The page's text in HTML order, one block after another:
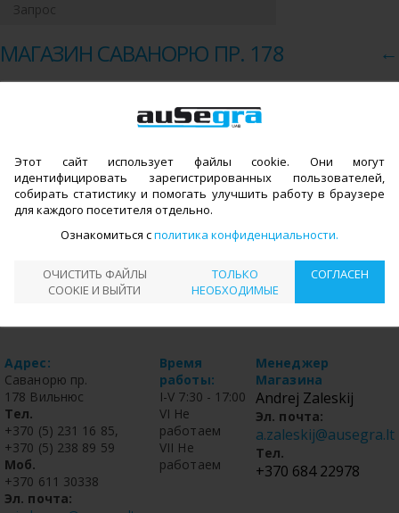
Запрос
МАГАЗИН САВАНОРЮ ПР. 178 ←
Aдрес:
Саванорю пр.
178 Вильнюс
Тел.
+370 (5) 231 16 85,
+370 (5) 238 89 59
Моб.
+370 611 30338
Эл. почта:
Время
работы:
I-V 7:30 - 17:00
VI Не
работаем
VII Не
работаем
Mенеджер
Mагазина
Andrej Zaleskij
Эл. почта:
a.zaleskij@ausegra.lt
Тел.
+370 684 22978
Этот сайт использует файлы cookie. Они могут
идентифицировать зарегистрированных пользователей,
собирать статистику и помогать улучшить работу в браузере
для каждого посетителя отдельно.
Ознакомиться сполитика конфиденциальности
СОГЛАСЕН
ТОЛЬКО
НЕОБХОДИМЫЕ
ОЧИСТИТЬ ФАЙЛЫ
COOKIE И ВЫЙТИ